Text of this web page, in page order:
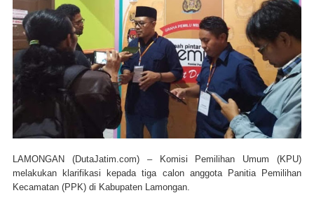
LAMONGAN (DutaJatim.com) –
Komisi Pemilihan Umum (KPU)
melakukan klarifikasi kepada tiga calon anggota Panitia Pemilihan
Kecamatan (PPK) di Kabupaten Lamongan.